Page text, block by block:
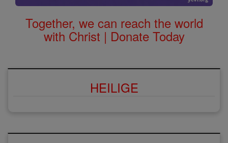
Together, we can reach the world
with Christ | Donate Today
HEILIGE